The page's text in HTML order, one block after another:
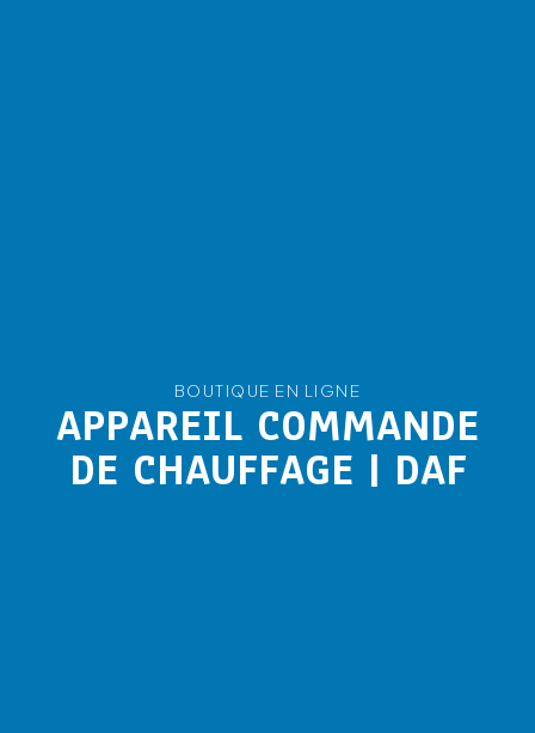
BOUTIQUE EN LIGNE
APPAREIL COMMANDE
DE CHAUFFAGE | DAF